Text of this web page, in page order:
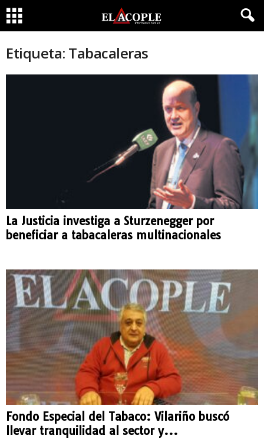
Etiqueta: Tabacaleras
La Justicia investiga a Sturzenegger por
beneficiar a tabacaleras multinacionales
Fondo Especial del Tabaco: Vilariño buscó
llevar tranquilidad al sector y...